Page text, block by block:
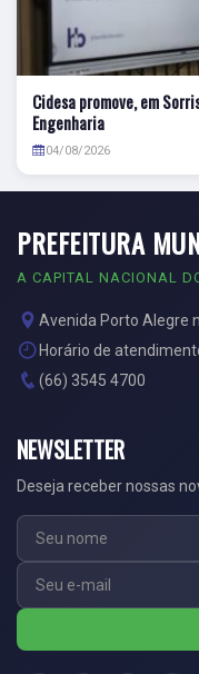
Cidesa promove, em
Engenharia
04/08/2026
PREFEITURA
A CAPITAL NACIONAL
Avenida Porto Alegre
Horário de
(66) 3545 4700
NEWSLETTER
Deseja receber nossas